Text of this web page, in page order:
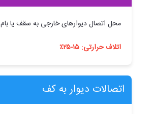
محل اتصال دیوارهای خارجی به سقف یا بام
اتلاف حرارتی: ۱۵-۲۵٪
اتصالات دیوار به کف